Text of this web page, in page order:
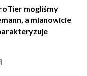
mogliśmy
a mianowicie